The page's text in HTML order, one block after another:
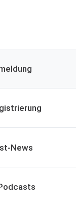
News